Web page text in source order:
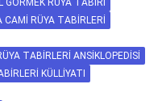
CAMI RÜYA TABIRLERI
TABIRLERI ANSIKLOPEDISI
KÜLLIYATI